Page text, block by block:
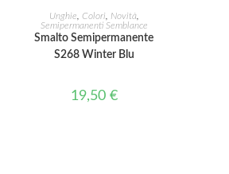
AGGIUNGI AL CARRELLO
Unghie Colori Novità,
Semipermanenti Semblance
Smalto Semipermanente
S268 Winter Blu
19,50 €